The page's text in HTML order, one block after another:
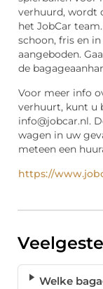
verhuurd, wordt
het JobCar
schoon, fris en
aangeboden.
de
Voor meer info
verhuurt, kunt u
info@jobcar.nl.
wagen in uw
meteen een
https://
Welke